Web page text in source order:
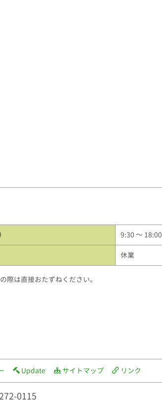
9:30 ～ 18:00
休業
際は直接おたずねください。
Update サイトマップ リンク
0115